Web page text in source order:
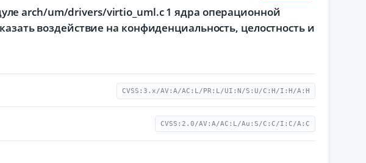
arch/um/drivers/virtio_uml.c 1 ядра операционной
воздействие на конфиденциальность, целостность и
CVSS:3.x/AV:A/AC:L/PR:L/UI:N/S:U/C:H/I:H/A:H
CVSS:2.0/AV:A/AC:L/Au:S/C:C/I:C/A:C